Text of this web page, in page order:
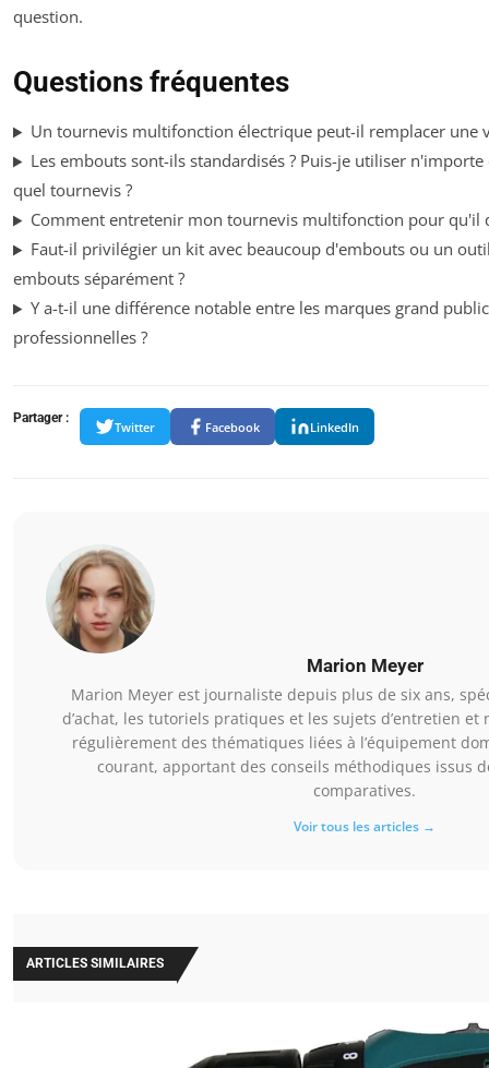
question.
Questions fréquentes
Un tournevis multifonction électrique peut-il remplacer une
Les embouts sont-ils standardisés ? Puis-je utiliser
quel tournevis ?
Comment entretenir mon tournevis multifonction pour qu'il
Faut-il privilégier un kit avec beaucoup d'embouts ou un
embouts séparément ?
Y a-t-il une différence notable entre les marques grand
professionnelles ?
Partager :
Twitter Facebook LinkedIn
Marion Meyer
Marion Meyer est journaliste depuis plus de six ans,
d’achat, les tutoriels pratiques et les sujets d’entretien et
régulièrement des thématiques liées à l’équipement
courant, apportant des conseils méthodiques issus
comparatives.
Voir tous les articles →
ARTICLES SIMILAIRES